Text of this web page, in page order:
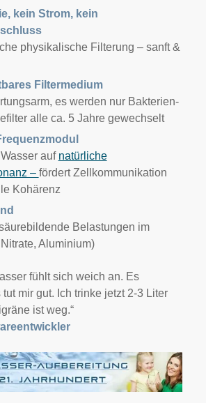
kein Strom, kein
physikalische Filterung – sanft &
Filtermedium
es werden nur Bakterien-
alle ca. 5 Jahre gewechselt
auf natürliche
– fördert Zellkommunikation
Kohärenz
Belastungen im
Aluminium)
fühlt sich weich an. Es
mir gut. Ich trinke jetzt 2-3 Liter
ist weg.“